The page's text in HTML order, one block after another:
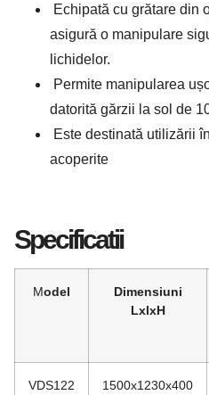
Echipată cu grătare din
asigură o manipulare
lichidelor.
Permite manipularea
datorită gărzii la sol de
Este destinată utilizării
acoperite
Specificatii
Model
Dimensiuni
LxlxH
VDS122
1500x1230x400